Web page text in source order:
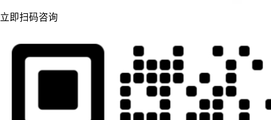
立即扫码咨询